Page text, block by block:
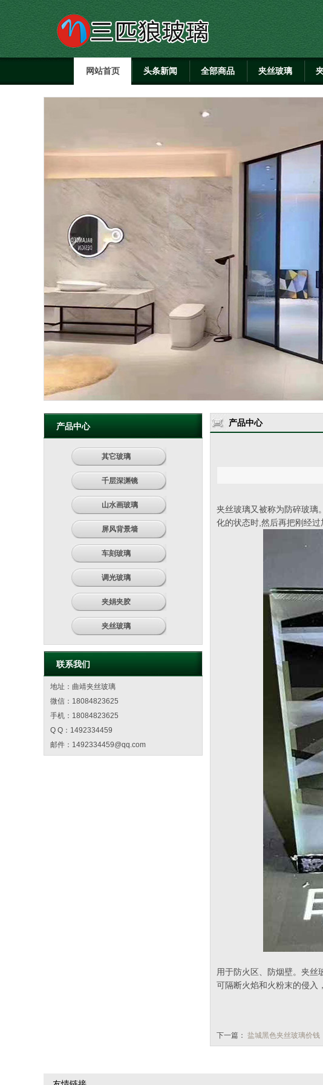
网站首页 头条新闻 全部商品 夹丝玻璃
产品中心
其它玻璃
千层深渊镜
山水画玻璃
屏风背景墙
车刻玻璃
调光玻璃
夹娟夹胶
夹丝玻璃
联系我们
地址：曲靖夹丝玻璃
微信：18084823625
手机：18084823625
Q Q：1492334459
邮件： 1492334459@qq.com
产品中心
夹丝玻璃又被称为防碎玻璃
化的状态时,然后再把刚经过
用于防火区、防烟壁。夹
可隔断火焰和火粉末的侵入
下一篇： 盐城黑色夹丝玻璃价钱